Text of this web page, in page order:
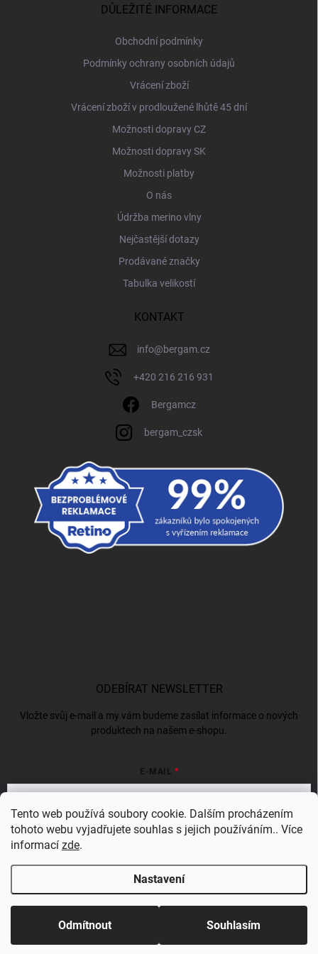
Tento web používá soubory cookie. Dalším procházením
tohoto webu vyjadřujete souhlas s jejich používáním.. Více
informací zde.
Nastavení
Odmítnout Souhlasím
DŮLEŽITÉ INFORMACE
Obchodní podmínky
Podmínky ochrany osobních údajů
Vrácení zboží
Vrácení zboží v prodloužené lhůtě 45 dní
Možnosti dopravy CZ
Možnosti dopravy SK
Možnosti platby
O nás
Údržba merino vlny
Nejčastější dotazy
Prodávané značky
Tabulka velikostí
KONTAKT
info@bergam.cz
+420 216 216 931
Bergamcz
bergam_czsk
ODEBÍRAT NEWSLETTER
Vložte svůj e-mail a my vám budeme zasílat informace o nových
produktech na našem e-shopu.
E-MAIL
Vložením e-mailu souhlasíte s
Přihlásit se
Vytvořil Shoptet Premium
Copyright 2026 . Všechna práva vyhrazena.